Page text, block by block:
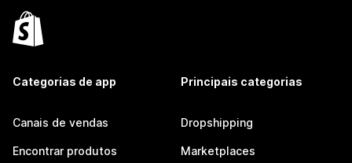
Categorias de app
Canais de vendas
Encontrar produtos
Principais categorias
Dropshipping
Marketplaces